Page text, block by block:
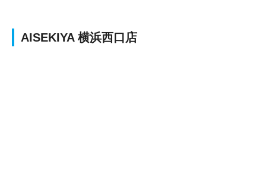
AISEKIYA 横浜西口店